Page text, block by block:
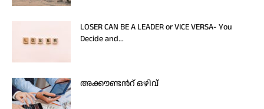
LOSER CAN BE A LEADER or VICE VERSA- You
Decide and...
അക്കൗണ്ടൻറ് ഒഴിവ്